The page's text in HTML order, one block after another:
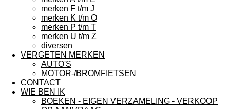
merken F t/m J
merken K t/m O
merken P t/m T
merken U t/m Z
diversen
VERGETEN MERKEN
AUTO'S
MOTOR-/BROMFIETSEN
CONTACT
WIE BEN IK
BOEKEN - EIGEN VERZAMELING - VERKOOP